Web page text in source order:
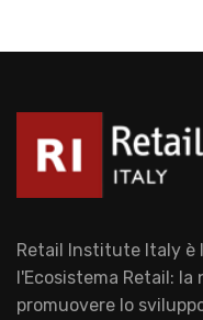
Retail Institute Italy è
l'Ecosistema Retail: la
promuovere lo